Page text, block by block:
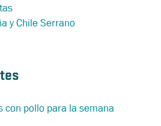
y Chile Serrano
con pollo para la semana